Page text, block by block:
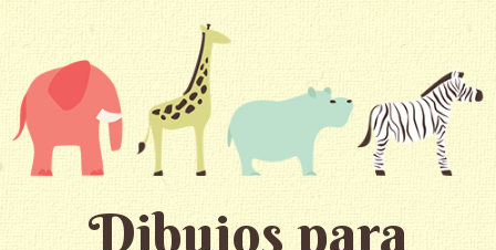
Dibujos para